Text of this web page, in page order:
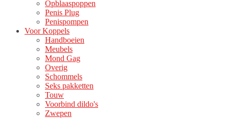
Opblaaspoppen
Penis Plug
Penispompen
Voor Koppels
Handboeien
Meubels
Mond Gag
Overig
Schommels
Seks pakketten
Touw
Voorbind dildo's
Zwepen